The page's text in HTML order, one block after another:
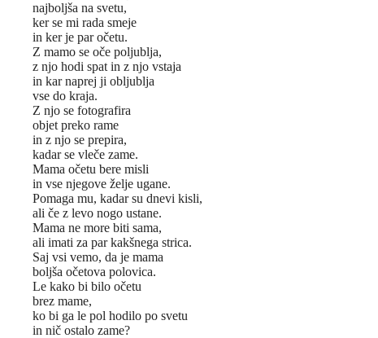
najboljša na svetu,
ker se mi rada smeje
in ker je par očetu.
Z mamo se oče poljublja,
z njo hodi spat in z njo vstaja
in kar naprej ji obljublja
vse do kraja.
Z njo se fotografira
objet preko rame
in z njo se prepira,
kadar se vleče zame.
Mama očetu bere misli
in vse njegove želje ugane.
Pomaga mu, kadar su dnevi kisli,
ali če z levo nogo ustane.
Mama ne more biti sama,
ali imati za par kakšnega strica.
Saj vsi vemo, da je mama
boljša očetova polovica.
Le kako bi bilo očetu
brez mame,
ko bi ga le pol hodilo po svetu
in nič ostalo zame?